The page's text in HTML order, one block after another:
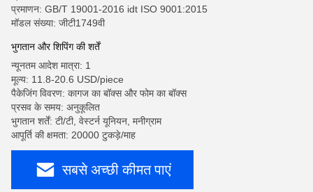
प्रमाणन: GB/T 19001-2016 idt ISO 9001:2015
मॉडल संख्या: जीटी1749वी
भुगतान और शिपिंग की शर्तें
न्यूनतम आदेश मात्रा: 1
मूल्य: 11.8-20.6 USD/piece
पैकेजिंग विवरण: कागज का बॉक्स और फोम का बॉक्स
प्रसव के समय: अनुकूलित
भुगतान शर्तें: टी/टी, वेस्टर्न यूनियन, मनीग्राम
आपूर्ति की क्षमता: 20000 टुकड़े/माह
सबसे अच्छी कीमत पाएं